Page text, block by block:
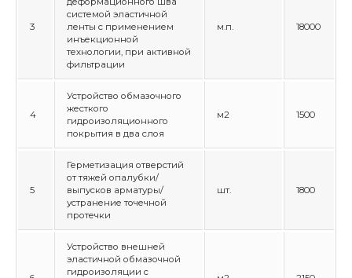
3
системой эластичной
ленты с применением
инъекционной
технологии, при активной
фильтрации
м.п. 18000
4
Устройство обмазочного
жесткого
гидроизоляционного
покрытия в два слоя
м2 1500
5
Герметизация отверстий
от тяжей опалубки/
выпусков арматуры/
устранение точечной
протечки
шт. 1800
Устройство внешней
эластичной обмазочной
гидроизоляции с